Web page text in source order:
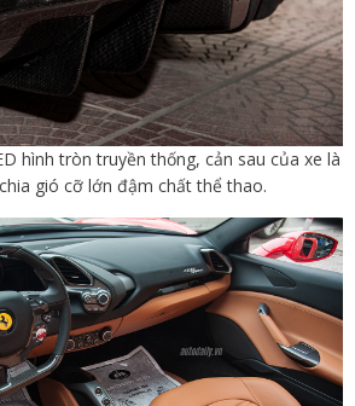
hình tròn truyền thống, cản sau của xe là
gió cỡ lớn đậm chất thể thao.